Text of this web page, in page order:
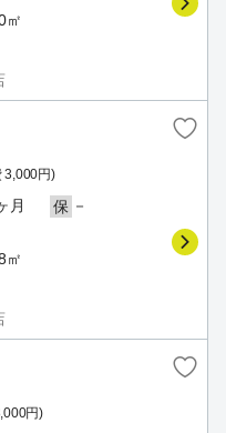
㎡
3,000円)
月 保 －
㎡
円)